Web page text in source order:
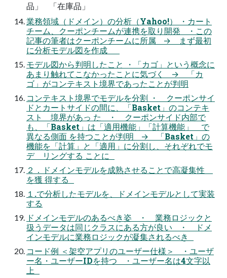
品」 「在庫品」
業務領域（ドメイン）の分析（Yahoo!） ・カート
チーム、クーポンチームが連携を取り開発 ・この
記事の筆者はクーポンチームに所属 → まず最初
に分析モデル図を作成
モデル図から判明したこと ・「カゴ」という概念に
あまり触れてこなかったことに気づく → 「カ
ゴ」がコンテキスト境界であったことが判明
コンテキスト境界でモデルを分割 ・ クーポンサイ
ドとカートサイドの間に、「Basket」のコンテキ
スト 境界があっ た ・ クーポンサイド内部で
も、「Basket」は「適用機能」「計算機能」 で
異なる側面 を持つことが判明 → 「Basket」の
機能を「計算」と「適用」に分割し、それぞれでモ
デ リングする ことに
２．ドメインモデルを成熟させることで高凝集性
を獲 得する
１.で分析したモデルを、ドメインモデルとして実装
する
ドメインモデルのあるべき姿 ・ 業務ロジックと
扱うデータは同じクラスにある方が良い ・ ドメ
インモデルに業務ロジックが凝集されるべき
コード例 ＜架空アプリのユーザー仕様＞ ・ユーザ
ー名・ユーザーIDを持つ ・ユーザー名は4文字以
上